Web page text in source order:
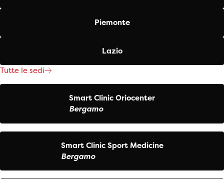
Piemonte
Lazio
Tutte le sedi
Smart Clinic Oriocenter
Bergamo
Smart Clinic Sport Medicine
Bergamo